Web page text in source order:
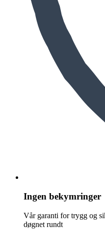
Ingen bekymringer
Vår garanti for trygg og
døgnet rundt